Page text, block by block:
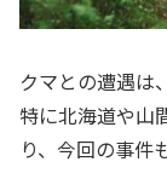
クマとの遭遇は
特に北海道や山
り、今回の事件